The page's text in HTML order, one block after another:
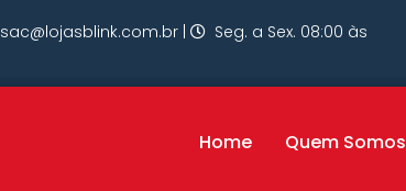
sac@lojasblink.com.br
Seg. a Sex. 08:00 às
Home Quem Somos